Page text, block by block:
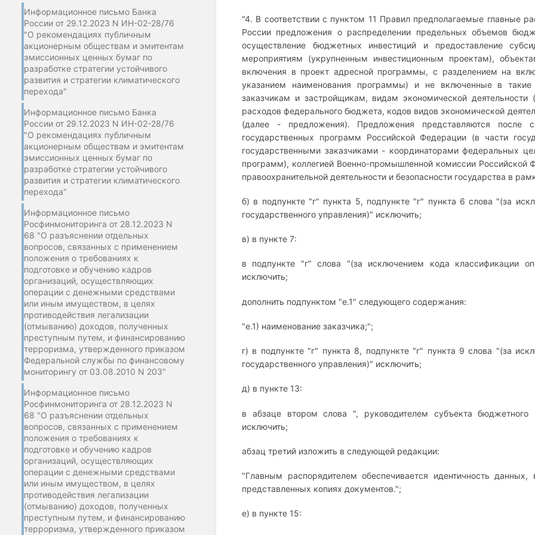
Информационное письмо Банка
России от 29.12.2023 N ИН-02-28/76
"О рекомендациях публичным
акционерным обществам и эмитентам
эмиссионных ценных бумаг по
разработке стратегии устойчивого
развития и стратегии климатического
перехода"
Информационное письмо Банка
России от 29.12.2023 N ИН-02-28/76
"О рекомендациях публичным
акционерным обществам и эмитентам
эмиссионных ценных бумаг по
разработке стратегии устойчивого
развития и стратегии климатического
перехода"
Информационное письмо
Росфинмониторинга от 28.12.2023 N
68 "О разъяснении отдельных
вопросов, связанных с применением
положения о требованиях к
подготовке и обучению кадров
организаций, осуществляющих
операции с денежными средствами
или иным имуществом, в целях
противодействия легализации
(отмыванию) доходов, полученных
преступным путем, и финансированию
терроризма, утвержденного приказом
Федеральной службы по финансовому
мониторингу от 03.08.2010 N 203"
Информационное письмо
Росфинмониторинга от 28.12.2023 N
68 "О разъяснении отдельных
вопросов, связанных с применением
положения о требованиях к
подготовке и обучению кадров
организаций, осуществляющих
операции с денежными средствами
или иным имуществом, в целях
противодействия легализации
(отмыванию) доходов, полученных
преступным путем, и финансированию
терроризма, утвержденного приказом
"4. В соответствии с пунктом 11 Правил предполагаемые главные
России предложения о распределении предельных объемов
осуществление бюджетных инвестиций и предоставление
мероприятиям (укрупненным инвестиционным проектам),
включения в проект адресной программы, с разделением на
указанием наименования программы) и не включенные в
заказчикам и застройщикам, видам экономической
расходов федерального бюджета, кодов видов экономической
(далее - предложения). Предложения представляются после
государственных программ Российской Федерации (в части
государственными заказчиками - координаторами федеральных
программ), коллегией Военно-промышленной комиссии Российской
правоохранительной деятельности и безопасности государства в
б) в подпункте "г" пункта 5, подпункте "г" пункта 6 слова "(за
государственного управления)" исключить;
в) в пункте 7:
в подпункте "г" слова "(за исключением кода классификации
исключить;
дополнить подпунктом "е.1" следующего содержания:
"е.1) наименование заказчика;";
г) в подпункте "г" пункта 8, подпункте "г" пункта 9 слова "(за
государственного управления)" исключить;
д) в пункте 13:
в абзаце втором слова ", руководителем субъекта
исключить;
абзац третий изложить в следующей редакции:
"Главным распорядителем обеспечивается идентичность
представленных копиях документов.";
е) в пункте 15: